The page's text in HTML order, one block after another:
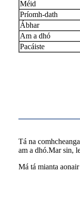
Méid
Príomh-dath
Ábhar
Am a dhó
Pacáiste
Tá na
am a dhó.Mar sin,
Má tá mianta